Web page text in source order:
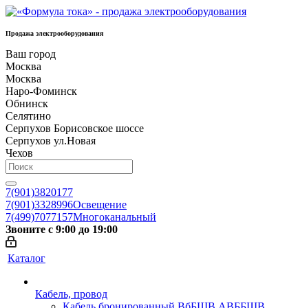
Продажа электрооборудования
Ваш город
Москва
Москва
Наро-Фоминск
Обнинск
Селятино
Серпухов Борисовское шоссе
Серпухов ул.Новая
Чехов
7(901)3820177
7(901)3328996Освещение
7(499)7077157Многоканальный
Звоните с 9:00 до 19:00
Каталог
Кабель, провод